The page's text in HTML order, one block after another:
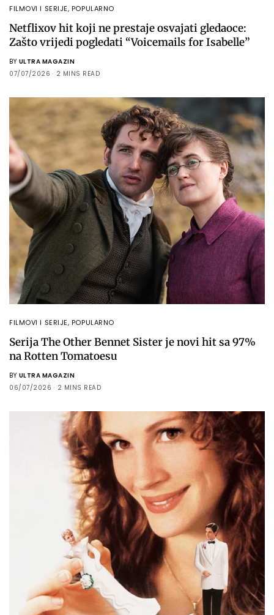
FILMOVI I SERIJE, POPULARNO
Netflixov hit koji ne prestaje osvajati gledaoce:
Zašto vrijedi pogledati “Voicemails for Isabelle”
BY ULTRA MAGAZIN
07/07/2026
2 MINS READ
FILMOVI I SERIJE, POPULARNO
Serija The Other Bennet Sister je novi hit sa 97%
na Rotten Tomatoesu
BY ULTRA MAGAZIN
06/07/2026
2 MINS READ